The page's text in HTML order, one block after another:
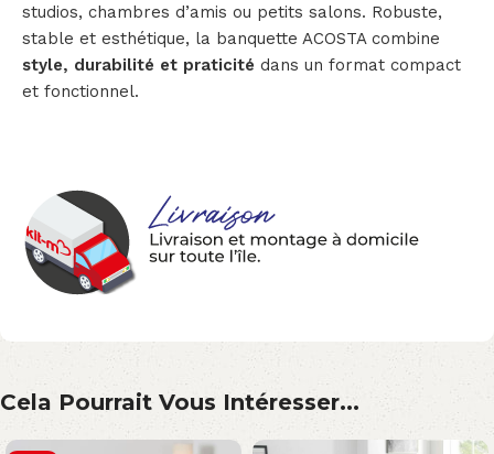
studios, chambres d’amis ou petits salons. Robuste,
stable et esthétique, la banquette ACOSTA combine
style, durabilité et praticité dans un format compact
et fonctionnel.
Cela Pourrait Vous Intéresser...